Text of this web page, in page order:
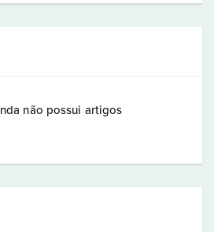
não possui artigos